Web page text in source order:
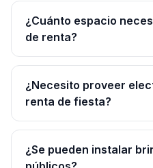
¿Cuánto espacio
de renta?
¿Necesito proveer
renta de fiesta?
¿Se pueden instalar